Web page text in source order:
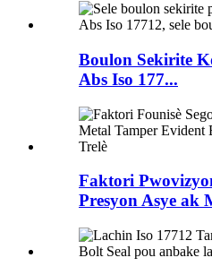
Boulon Sekirite
Abs Iso 177...
Faktori
Presyon Asye ak